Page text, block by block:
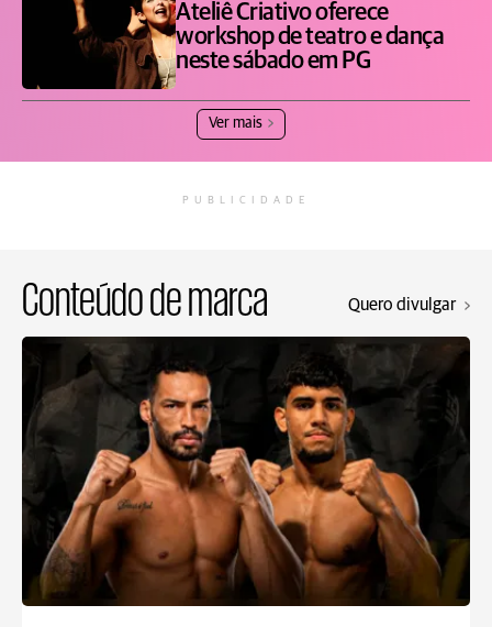
Ateliê Criativo oferece
workshop de teatro e dança
neste sábado em PG
Ver mais
PUBLICIDADE
Conteúdo de marca Quero divulgar